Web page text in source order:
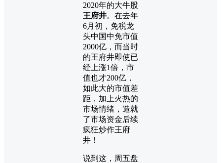
2020年的大牛股
王府井。在去年
6月初，免税龙
头中国中免市值
2000亿，而当时
的王府井即使已
经上涨1倍，市
值也才200亿，
如此大的市值差
距，加上火热的
市场情绪，造就
了市场资金后续
疯狂炒作王府
井！
说到这，周五盘